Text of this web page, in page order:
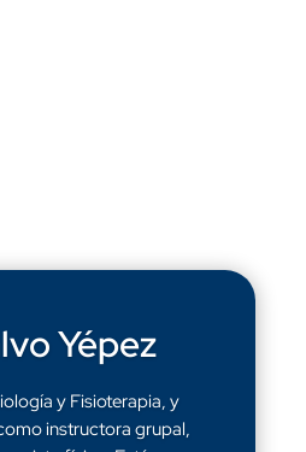
Yépez
y Fisioterapia, y
instructora grupal,